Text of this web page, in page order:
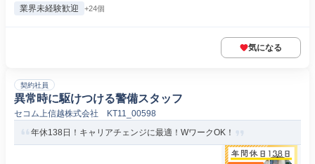
業界未経験歓迎 +24個
気になる
契約社員
異常時に駆けつける警備スタッフ
セコム上信越株式会社 KT11_00598
年休138日！キャリアチェンジに最適！WワークOK！